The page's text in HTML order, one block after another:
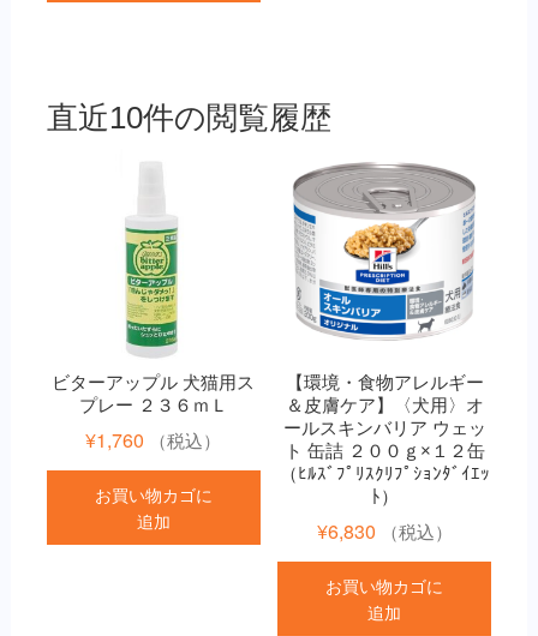
直近10件の閲覧履歴
ビターアップル 犬猫用ス
プレー ２３６ｍＬ
¥1,760 （税込）
お買い物カゴに
追加
【環境・食物アレルギー
＆皮膚ケア】〈犬用〉オ
ールスキンバリア ウェッ
ト 缶詰 ２００ｇ×１２缶
（ﾋﾙｽﾞﾌﾟﾘｽｸﾘﾌﾟｼｮﾝﾀﾞｲｴｯ
ﾄ）
¥6,830 （税込）
お買い物カゴに
追加